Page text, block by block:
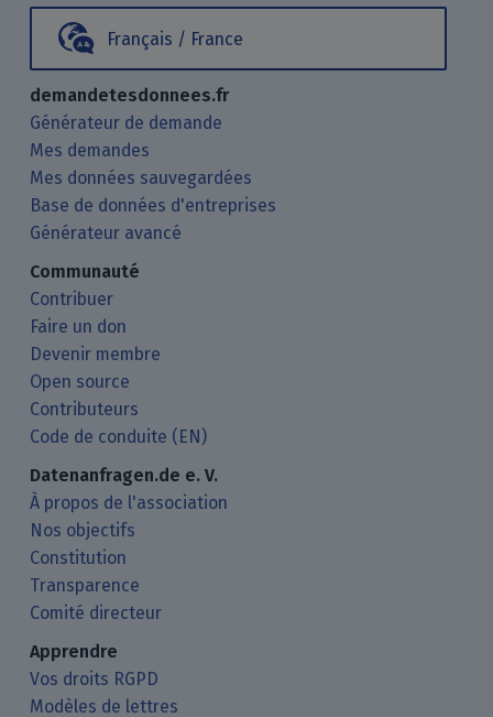
Français / France
demandetesdonnees.fr
Générateur de demande
Mes demandes
Mes données sauvegardées
Base de données d'entreprises
Générateur avancé
Communauté
Contribuer
Faire un don
Devenir membre
Open source
Contributeurs
Code de conduite (EN)
Datenanfragen.de e. V.
À propos de l'association
Nos objectifs
Constitution
Transparence
Comité directeur
Apprendre
Vos droits RGPD
Modèles de lettres